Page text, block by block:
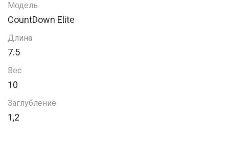
Модель
CountDown Elite
Длина
7.5
Вес
10
Заглубление
1,2